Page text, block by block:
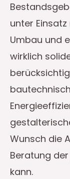
unter
Umbau und
wirklich
Wunsch die
Beratung
kann.